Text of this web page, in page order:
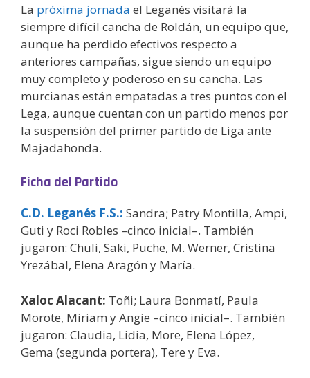
La próxima jornada el Leganés visitará la
siempre difícil cancha de Roldán, un equipo que,
aunque ha perdido efectivos respecto a
anteriores campañas, sigue siendo un equipo
muy completo y poderoso en su cancha. Las
murcianas están empatadas a tres puntos con el
Lega, aunque cuentan con un partido menos por
la suspensión del primer partido de Liga ante
Majadahonda.
Ficha del Partido
C.D. Leganés F.S.: Sandra; Patry Montilla, Ampi,
Guti y Roci Robles –cinco inicial–. También
jugaron: Chuli, Saki, Puche, M. Werner, Cristina
Yrezábal, Elena Aragón y María.
Xaloc Alacant: Toñi; Laura Bonmatí, Paula
Morote, Miriam y Angie –cinco inicial–. También
jugaron: Claudia, Lidia, More, Elena López,
Gema (segunda portera), Tere y Eva.